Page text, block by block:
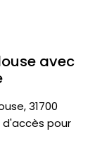
avec
31700
d'accès pour